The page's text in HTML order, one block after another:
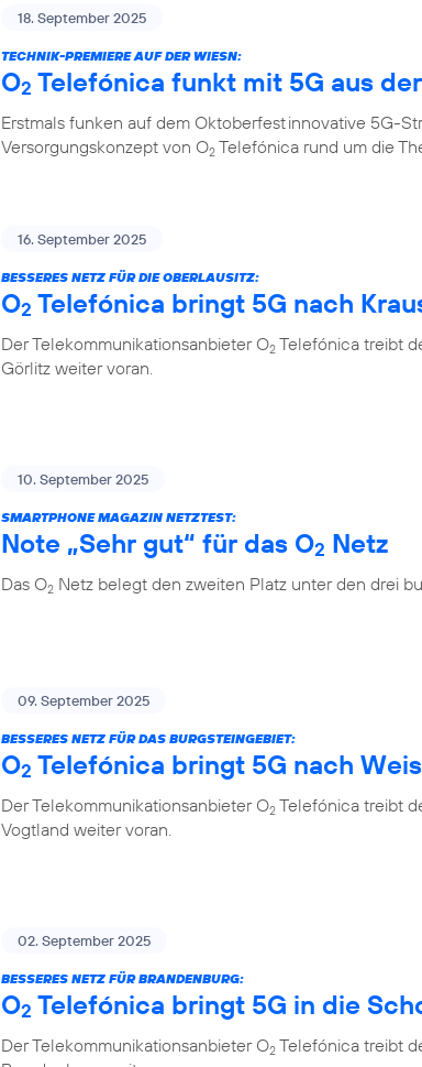
18. September 2025
TECHNIK-PREMIERE AUF DER WIESN:
O2 Telefónica funkt mit 5G aus
Erstmals funken auf dem Oktoberfest innovative 5G-
Versorgungskonzept von O2 Telefónica rund um die
16. September 2025
BESSERES NETZ FÜR DIE OBERLAUSITZ:
O2 Telefónica bringt 5G nach
Der Telekommunikationsanbieter O2 Telefónica treibt
Görlitz weiter voran.
10. September 2025
SMARTPHONE MAGAZIN NETZTEST:
Note „Sehr gut“ für das O2 Netz
Das O2 Netz belegt den zweiten Platz unter den drei
09. September 2025
BESSERES NETZ FÜR DAS BURGSTEINGEBIET:
O2 Telefónica bringt 5G nach
Der Telekommunikationsanbieter O2 Telefónica treibt
Vogtland weiter voran.
02. September 2025
BESSERES NETZ FÜR BRANDENBURG:
O2 Telefónica bringt 5G in die
Der Telekommunikationsanbieter O2 Telefónica treibt